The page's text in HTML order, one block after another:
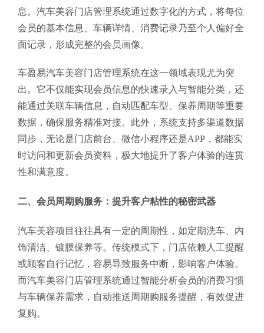
息。汽车美容门店管理系统通过数字化的方式，将每位
会员的基本信息、车辆详情、消费记录乃至个人偏好全
面记录，形成完整的会员画像。
车盈易汽车美容门店管理系统在这一领域表现尤为突
出。它不仅能实现会员信息的快速录入与智能分类，还
能通过关联车辆信息，自动匹配车型、保养周期等重要
数据，确保服务精准对接。此外，系统支持多渠道数据
同步，无论是门店前台、微信小程序还是APP，都能实
时访问和更新会员资料，极大地提升了客户体验的连贯
性和满意度。
二、会员周期购服务：提升客户粘性的秘密武器
汽车美容项目往往具有一定的周期性，如定期洗车、内
饰清洁、镀膜保养等。传统模式下，门店依赖人工提醒
或顾客自行记忆，容易导致服务中断，影响客户体验。
而汽车美容门店管理系统通过智能分析会员的消费习惯
与车辆保养需求，自动推送周期购服务提醒，有效促进
复购。